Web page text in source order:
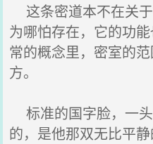
这条密道本不在关
为哪怕存在，它的功
常的概念里，密室的
方。
标准的国字脸，一
的，是他那双无比平静